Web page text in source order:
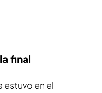
final
estuvo en el